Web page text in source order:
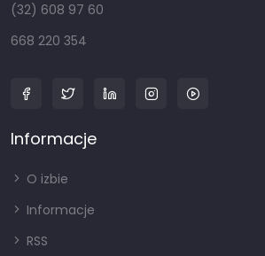
(32) 608 97 60
668 220 354
Informacje
O izbie
Informacje
RSS